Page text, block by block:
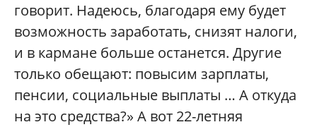
говорит. Надеюсь, благодаря ему будет
возможность заработать, снизят налоги,
и в кармане больше останется. Другие
только обещают: повысим зарплаты,
пенсии, социальные выплаты … А откуда
на это средства?» А вот 22-летняя